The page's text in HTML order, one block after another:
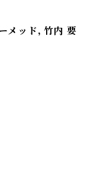
メッド, 竹内 要